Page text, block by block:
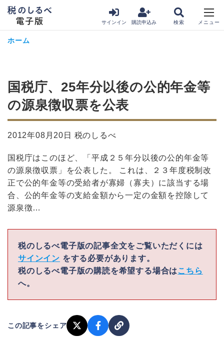
サインイン 購読申込み
ホーム
国税庁、25年分以後の公的年金等
の源泉徴収票を公表
2012年08月20日 税のしるべ
国税庁はこのほど、「平成２５年分以後の公的年金等
の源泉徴収票」を公表した。 これは、２３年度税制改
正で公的年金等の受給者が寡婦（寡夫）に該当する場
合、公的年金等の支給金額から一定の金額を控除して
源泉徴…
税のしるべ電子版の記事全文をご覧いただくには
サインイン をする必要があります。
税のしるべ電子版の購読を希望する場合は こちら
へ。
この記事をシェア